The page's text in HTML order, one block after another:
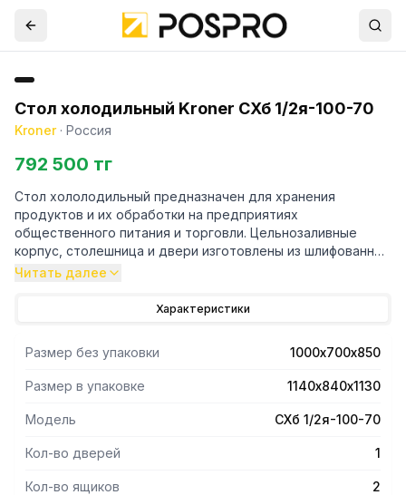
Стол холодильный Kroner СХб 1/2я-100-70
Kroner· Россия
792 500 тг
Стол хололодильный предназначен для хранения
продуктов и их обработки на предприятиях
общественного питания и торговли. Цельнозаливные
корпус, столешница и двери изготовлены из шлифованной
нержавеющей стали и обеспечивают механическую
продолжительный срок эксплуатации изделия
Читать далее
Характеристики
Размер без упаковки 1000х700х850
Размер в упаковке 1140х840х1130
Модель СХб 1/2я-100-70
Кол-во дверей 1
Кол-во ящиков 2